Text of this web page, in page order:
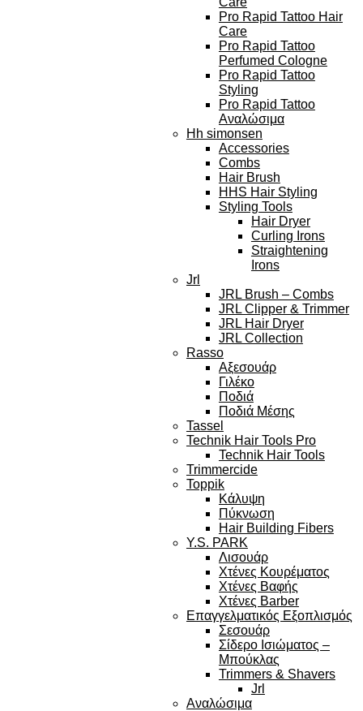
Pro Rapid Tattoo Hair
Care
Pro Rapid Tattoo
Perfumed Cologne
Pro Rapid Tattoo
Styling
Pro Rapid Tattoo
Αναλώσιμα
Hh simonsen
Accessories
Combs
Hair Brush
HHS Hair Styling
Styling Tools
Hair Dryer
Curling Irons
Straightening
Irons
Jrl
JRL Brush – Combs
JRL Clipper & Trimmer
JRL Hair Dryer
JRL Collection
Rasso
Αξεσουάρ
Γιλέκο
Ποδιά
Ποδιά Μέσης
Tassel
Technik Hair Tools Pro
Technik Hair Tools
Trimmercide
Toppik
Κάλυψη
Πύκνωση
Hair Building Fibers
Y.S. PARK
Λισουάρ
Χτένες Κουρέματος
Χτένες Βαφής
Χτένες Barber
Επαγγελματικός Εξοπλισμός
Σεσουάρ
Σίδερο Ισιώματος –
Μπούκλας
Trimmers & Shavers
Jrl
Αναλώσιμα